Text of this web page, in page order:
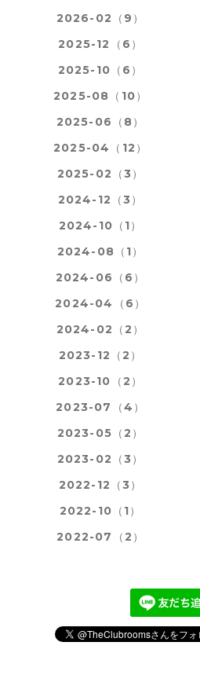
2026-02（9）
2025-12（6）
2025-10（6）
2025-08（10）
2025-06（8）
2025-04（12）
2025-02（3）
2024-12（3）
2024-10（1）
2024-08（1）
2024-06（6）
2024-04（6）
2024-02（2）
2023-12（2）
2023-10（2）
2023-07（4）
2023-05（2）
2023-02（3）
2022-12（3）
2022-10（1）
2022-07（2）